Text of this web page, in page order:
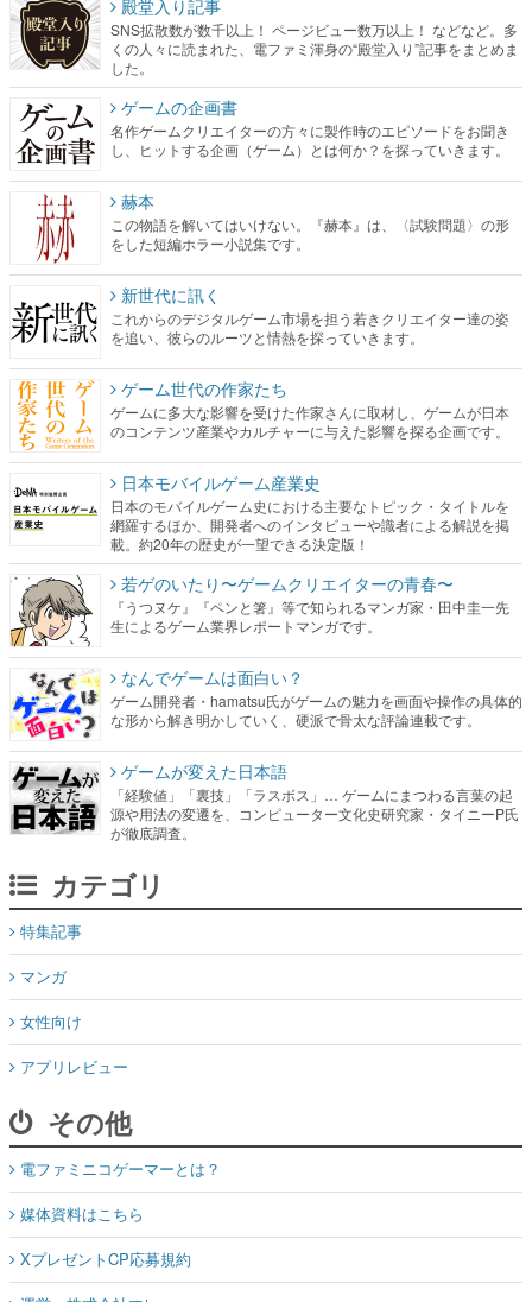
ゲームの企画書
名作ゲームクリエイターの方々に製作時のエピソードをお聞き
し、ヒットする企画（ゲーム）とは何か？を探っていきます。
赫本
この物語を解いてはいけない。『赫本』は、〈試験問題〉の形
をした短編ホラー小説集です。
新世代に訊く
これからのデジタルゲーム市場を担う若きクリエイター達の姿
を追い、彼らのルーツと情熱を探っていきます。
ゲーム世代の作家たち
ゲームに多大な影響を受けた作家さんに取材し、ゲームが日本
のコンテンツ産業やカルチャーに与えた影響を探る企画です。
日本モバイルゲーム産業史
日本のモバイルゲーム史における主要なトピック・タイトルを
網羅するほか、開発者へのインタビューや識者による解説を掲
若ゲのいたり〜ゲームクリエイターの青春〜
『うつヌケ』『ペンと箸』等で知られるマンガ家・田中圭一先
生によるゲーム業界レポートマンガです。
なんでゲームは面白い？
ゲーム開発者・hamatsu氏がゲームの魅力を画面や操作の具体的
な形から解き明かしていく、硬派で骨太な評論連載です。
ゲームが変えた日本語
「経験値」「裏技」「ラスボス」… ゲームにまつわる言葉の起
源や用法の変遷を、コンピューター文化史研究家・タイニーP氏
カテゴリ
マンガ
女性向け
アプリレビュー
その他
電ファミニコゲーマーとは？
媒体資料はこちら
XプレゼントCP応募規約
運営：株式会社マレ